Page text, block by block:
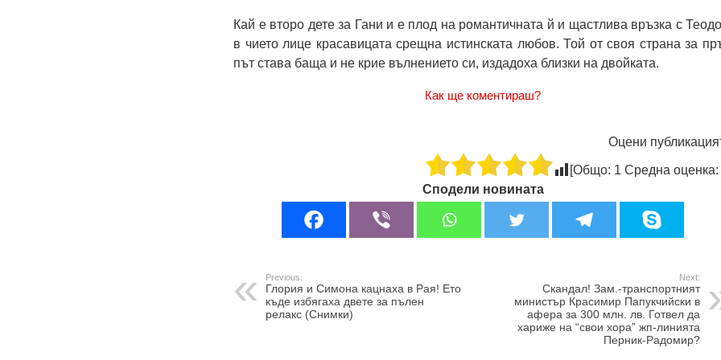
Кай е второ дете за Гани и е плод на романтичната й и щастлива връзка с
в чието лице красавицата срещна истинската любов. Той от своя страна за
път става баща и не крие вълнението си, издадоха близки на двойката.
Как ще коментираш?
Оцени
[Общо: 1 Средна оценка:
Сподели новината
Previous:
Глория и Симона кацнаха в Рая! Ето
къде избягаха двете за пълен
релакс (Снимки)
Next:
Скандал! Зам.-транспортният
министър Красимир Папукчийски в
афера за 300 млн. лв. Готвел да
хариже на “свои хора” жп-линията
Перник-Радомир?